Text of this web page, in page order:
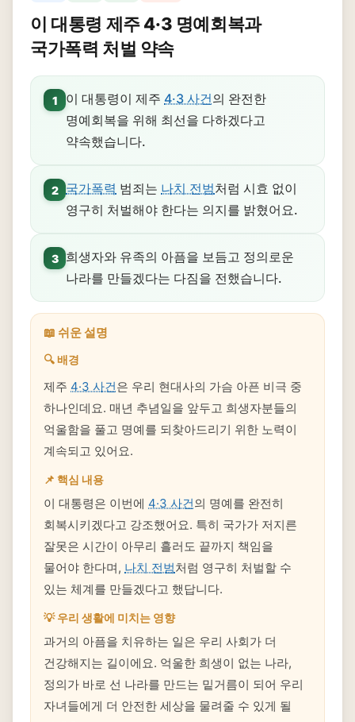
이 대통령 제주 4·3 명예회복과
국가폭력 처벌 약속
1 이 대통령이 제주 4·3 사건의 완전한
명예회복을 위해 최선을 다하겠다고
약속했습니다.
2 국가폭력 범죄는 나치 전범처럼 시효 없이
영구히 처벌해야 한다는 의지를 밝혔어요.
3
희생자와 유족의 아픔을 보듬고 정의로운
나라를 만들겠다는 다짐을 전했습니다.
📖 쉬운 설명
🔍 배경
제주 4·3 사건은 우리 현대사의 가슴 아픈 비극 중
하나인데요. 매년 추념일을 앞두고 희생자분들의
억울함을 풀고 명예를 되찾아드리기 위한 노력이
계속되고 있어요.
📌 핵심 내용
이 대통령은 이번에 4·3 사건의 명예를 완전히
회복시키겠다고 강조했어요. 특히 국가가 저지른
잘못은 시간이 아무리 흘러도 끝까지 책임을
물어야 한다며, 나치 전범처럼 영구히 처벌할 수
있는 체계를 만들겠다고 했답니다.
💡 우리 생활에 미치는 영향
과거의 아픔을 치유하는 일은 우리 사회가 더
건강해지는 길이에요. 억울한 희생이 없는 나라,
정의가 바로 선 나라를 만드는 밑거름이 되어 우리
자녀들에게 더 안전한 세상을 물려줄 수 있게 될